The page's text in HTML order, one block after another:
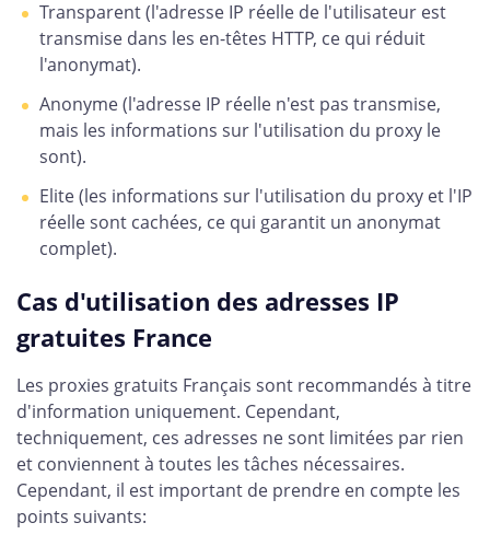
Transparent (l'adresse IP réelle de l'utilisateur est
transmise dans les en-têtes HTTP, ce qui réduit
l'anonymat).
Anonyme (l'adresse IP réelle n'est pas transmise,
mais les informations sur l'utilisation du proxy le
sont).
Elite (les informations sur l'utilisation du proxy et l'IP
réelle sont cachées, ce qui garantit un anonymat
complet).
Cas d'utilisation des adresses IP
gratuites France
Les proxies gratuits Français sont recommandés à titre
d'information uniquement. Cependant,
techniquement, ces adresses ne sont limitées par rien
et conviennent à toutes les tâches nécessaires.
Cependant, il est important de prendre en compte les
points suivants: